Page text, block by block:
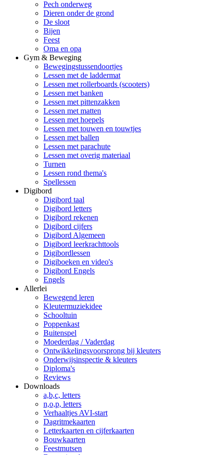
Pech onderweg
Dieren onder de grond
De sloot
Bijen
Feest
Oma en opa
Gym & Beweging
Bewegingstussendoortjes
Lessen met de laddermat
Lessen met rollerboards (scooters)
Lessen met banken
Lessen met pittenzakken
Lessen met matten
Lessen met hoepels
Lessen met touwen en touwtjes
Lessen met ballen
Lessen met parachute
Lessen met overig materiaal
Turnen
Lessen rond thema's
Spellessen
Digibord
Digibord taal
Digibord letters
Digibord rekenen
Digibord cijfers
Digibord Algemeen
Digibord leerkrachttools
Digibordlessen
Digiboeken en video's
Digibord Engels
Engels
Allerlei
Bewegend leren
Kleutermuziekidee
Schooltuin
Poppenkast
Buitenspel
Moederdag / Vaderdag
Ontwikkelingsvoorsprong bij kleuters
Onderwijsinspectie & kleuters
Diploma's
Reviews
Downloads
a,b,c, letters
n,o,p, letters
Verhaaltjes AVI-start
Dagritmekaarten
Letterkaarten en cijferkaarten
Bouwkaarten
Feestmutsen